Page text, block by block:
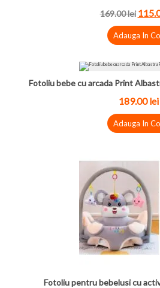
169.00 lei
Adauga In
Fotoliu bebe cu arcada Print
189.00 lei
Adauga In
Fotoliu pentru bebelusi cu